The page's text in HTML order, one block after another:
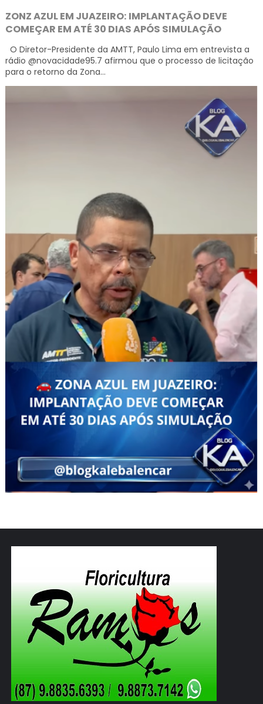
ZONZ AZUL EM JUAZEIRO: IMPLANTAÇÃO DEVE
COMEÇAR EM ATÉ 30 DIAS APÓS SIMULAÇÃO
O Diretor-Presidente da AMTT, Paulo Lima em entrevista a
rádio @novacidade95.7 afirmou que o processo de licitação
para o retorno da Zona...